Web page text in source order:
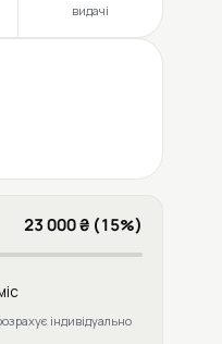
видачі
23 000 ₴ (15%)
індивідуально